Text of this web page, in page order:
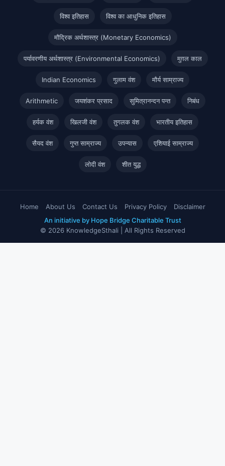
विश्व इतिहास विश्व का आधुनिक इतिहास
मौद्रिक अर्थशास्त्र (Monetary Economics)
पर्यावरणीय अर्थशास्त्र (Environmental Economics) मुग़ल काल
Indian Economics गुलाम वंश मौर्य साम्राज्य
Arithmetic जयशंकर प्रसाद सुमित्रानन्दन पन्त निबंध
हर्यक वंश खिलजी वंश तुगलक वंश भारतीय इतिहास
सैयद वंश गुप्त साम्राज्य उपन्यास एशियाई साम्राज्य
लोदी वंश शीत युद्ध
Home About Us Contact Us Privacy Policy
Disclaimer
An initiative by Hope Bridge Charitable Trust
© 2026 KnowledgeSthali | All Rights Reserved